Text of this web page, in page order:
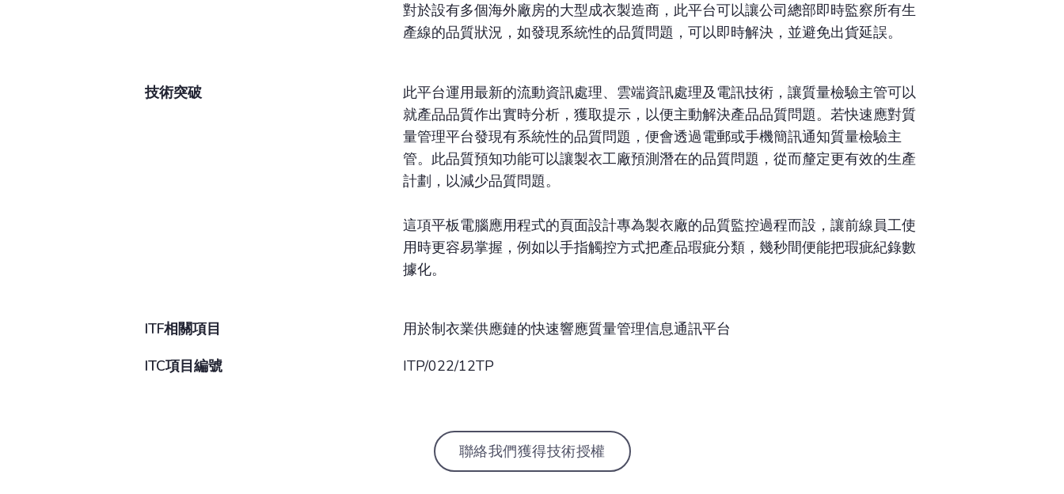
對於設有多個海外廠房的大型成衣製造商，此平台可以讓公司總部即時監察所有生
產線的品質狀況，如發現系統性的品質問題，可以即時解決，並避免出貨延誤。
技術突破
此平台運用最新的流動資訊處理、雲端資訊處理及電訊技術，讓質量檢驗主管可以
就產品品質作出實時分析，獲取提示，以便主動解決產品品質問題。若快速應對質
量管理平台發現有系統性的品質問題，便會透過電郵或手機簡訊通知質量檢驗主
管。此品質預知功能可以讓製衣工廠預測潛在的品質問題，從而釐定更有效的生產
計劃，以減少品質問題。
這項平板電腦應用程式的頁面設計專為製衣廠的品質監控過程而設，讓前線員工使
用時更容易掌握，例如以手指觸控方式把產品瑕疵分類，幾秒間便能把瑕疵紀錄數
據化。
ITF相關項目
用於制衣業供應鏈的快速響應質量管理信息通訊平台
ITC項目編號
ITP/022/12TP
聯絡我們獲得技術授權